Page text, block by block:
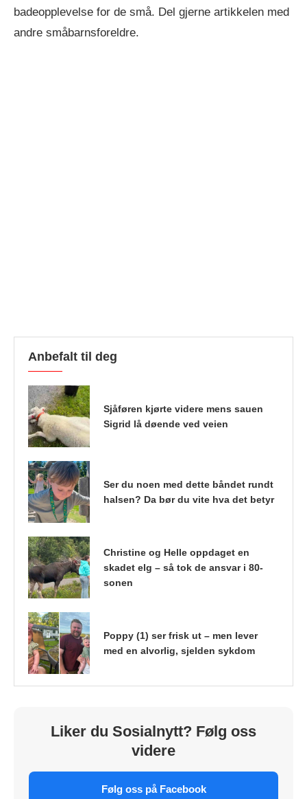
badeopplevelse for de små. Del gjerne artikkelen med
andre småbarnsforeldre.
Anbefalt til deg
Sjåføren kjørte videre mens sauen
Sigrid lå døende ved veien
Ser du noen med dette båndet rundt
halsen? Da bør du vite hva det betyr
Christine og Helle oppdaget en
skadet elg – så tok de ansvar i 80-
sonen
Poppy (1) ser frisk ut – men lever
med en alvorlig, sjelden sykdom
Liker du Sosialnytt? Følg oss
videre
Følg oss på Facebook